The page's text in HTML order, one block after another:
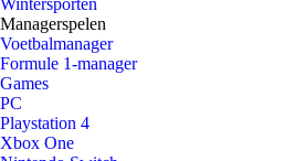
Wintersporten
Managerspelen
Voetbalmanager
Formule 1-manager
Games
PC
Playstation 4
Xbox One